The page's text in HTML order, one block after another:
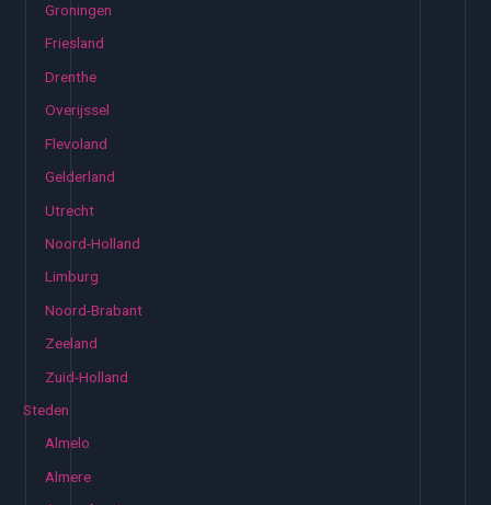
Groningen
Friesland
Drenthe
Overijssel
Flevoland
Gelderland
Utrecht
Noord-Holland
Limburg
Noord-Brabant
Zeeland
Zuid-Holland
Steden
Almelo
Almere